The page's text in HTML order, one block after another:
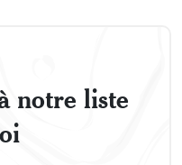
notre liste